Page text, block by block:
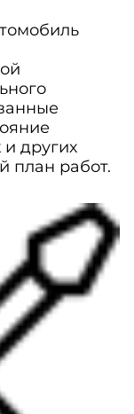
других
план работ.